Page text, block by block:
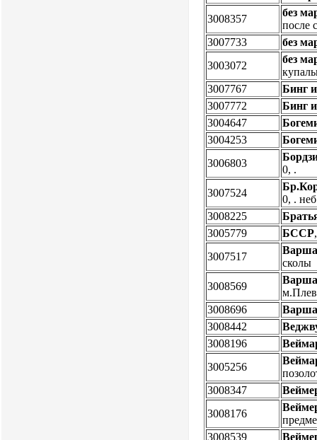
3008357
без
после
3007733
без
3003072
без
3007767
Бинг
3007772
Бинг
3004647
3004253
3006803
0, .
3007524
0, .
3008225
3005779
БССР
3007517
3008569
3008696
3008442
3008196
3005256
3008347
3008176
3008539